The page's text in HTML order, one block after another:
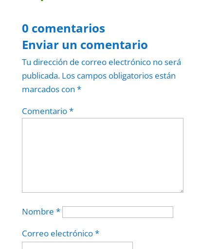
0 comentarios
Enviar un comentario
Tu dirección de correo electrónico no será
publicada. Los campos obligatorios están
marcados con *
Comentario*
Nombre *
Correo electrónico*